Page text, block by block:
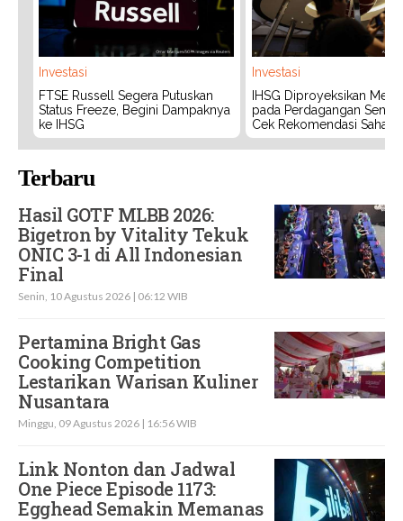
Investasi
FTSE Russell Segera Putuskan
Status Freeze, Begini Dampaknya
ke IHSG
Investasi
IHSG Diproyeksikan
pada Perdagangan Senin
Cek Rekomendasi
Terbaru
Hasil GOTF MLBB 2026:
Bigetron by Vitality Tekuk
ONIC 3-1 di All Indonesian
Final
Senin, 10 Agustus 2026 | 06:12 WIB
Pertamina Bright Gas
Cooking Competition
Lestarikan Warisan Kuliner
Nusantara
Minggu, 09 Agustus 2026 | 16:56 WIB
Link Nonton dan Jadwal
One Piece Episode 1173:
Egghead Semakin Memanas